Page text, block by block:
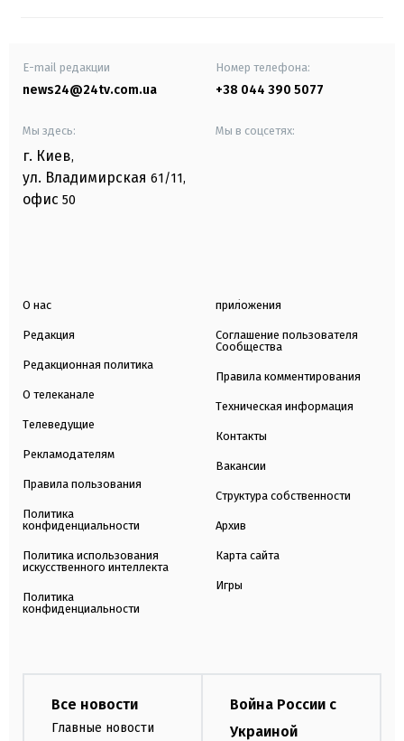
E-mail редакции
news24@24tv.com.ua
Номер телефона:
+38 044 390 5077
Мы здесь:
г. Киев,
ул. Владимирская 61/11,
офис 50
Мы в соцсетях:
О нас
Редакция
Редакционная политика
О телеканале
Телеведущие
Рекламодателям
Правила пользования
Политика
конфиденциальности
Политика использования
искусственного интеллекта
Политика
конфиденциальности
приложения
Соглашение пользователя
Сообщества
Правила комментирования
Техническая информация
Контакты
Вакансии
Структура собственности
Архив
Карта сайта
Игры
Все новости
Главные новости
Война России с
Украиной